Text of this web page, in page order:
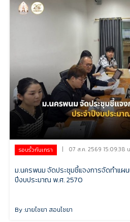
รอบรั้วกันเกรา | 07 ส.ค. 2569 15:09:38
ม.นครพนม จัดประชุมชี้แจงการจัดทำแผ
ปีงบประมาณ พ.ศ. 2570
By :นายไชยา สอนไชยา